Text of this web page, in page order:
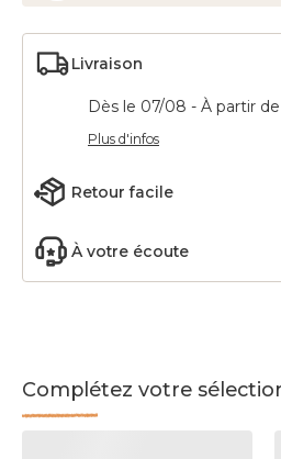
Livraison
Dès le 07/08 - À partir
Plus d'infos
Retour facile
À votre écoute
Complétez votre